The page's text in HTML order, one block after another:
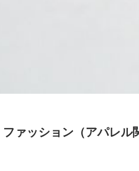
ファッション（アパレル